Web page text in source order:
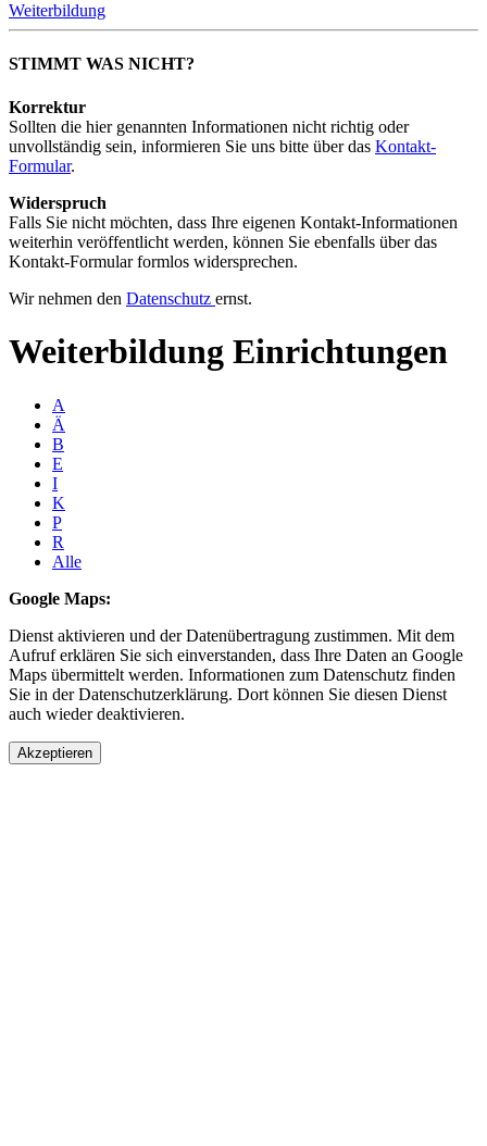
Weiterbildung
STIMMT WAS NICHT?
Korrektur
Sollten die hier genannten Informationen nicht richtig oder
unvollständig sein, informieren Sie uns bitte über das Kontakt-
Formular.
Widerspruch
Falls Sie nicht möchten, dass Ihre eigenen Kontakt-Informationen
weiterhin veröffentlicht werden, können Sie ebenfalls über das
Kontakt-Formular formlos widersprechen.
Wir nehmen den Datenschutz ernst.
Weiterbildung Einrichtungen
A
Ä
B
E
I
K
P
R
Alle
Google Maps:
Dienst aktivieren und der Datenübertragung zustimmen. Mit dem
Aufruf erklären Sie sich einverstanden, dass Ihre Daten an Google
Maps übermittelt werden. Informationen zum Datenschutz finden
Sie in der Datenschutzerklärung. Dort können Sie diesen Dienst
auch wieder deaktivieren.
Akzeptieren